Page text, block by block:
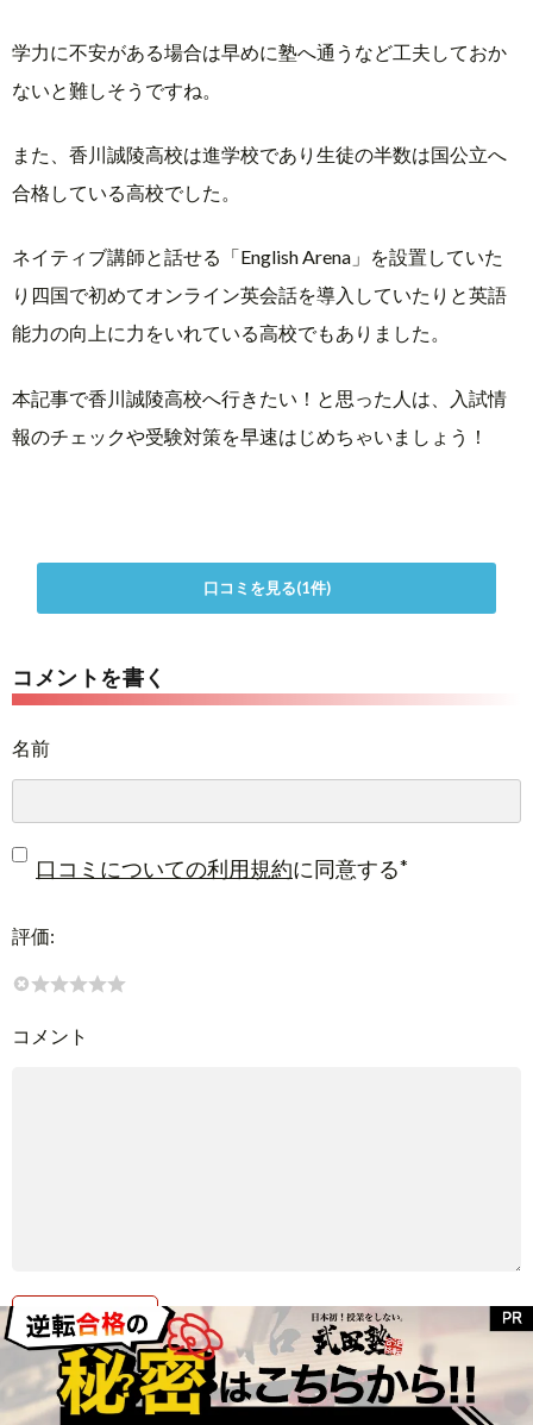
学力に不安がある場合は早めに塾へ通うなど工夫しておか
ないと難しそうですね。
また、香川誠陵高校は進学校であり生徒の半数は国公立へ
合格している高校でした。
ネイティブ講師と話せる「English Arena」を設置していた
り四国で初めてオンライン英会話を導入していたりと英語
能力の向上に力をいれている高校でもありました。
本記事で香川誠陵高校へ行きたい！と思った人は、入試情
報のチェックや受験対策を早速はじめちゃいましょう！
口コミを見る(1件)
コメントを書く
名前
口コミについての利用規約に同意する*
評価:
コメント
人気の予備校ランキング